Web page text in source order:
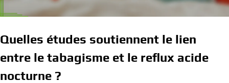
Quelles études soutiennent le lien
entre le tabagisme et le reflux acide
nocturne ?